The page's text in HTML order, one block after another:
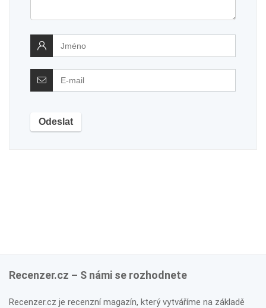
Recenzer.cz – S námi se rozhodnete
Recenzer.cz je recenzní magazín, který vytváříme na základě